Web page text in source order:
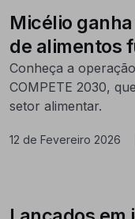
Micélio
de alimentos
Conheça a
COMPETE 2030,
setor alimentar.
12 de Fevereiro 2026